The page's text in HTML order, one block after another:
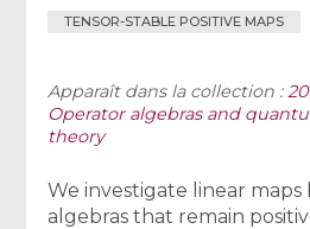
TENSOR-STABLE POSITIVE MAPS
Apparaît dans la collection :
Operator algebras and
theory
We investigate linear
algebras that remain